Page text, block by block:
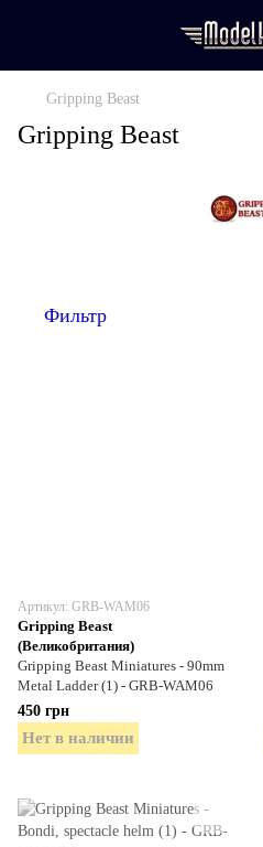
Gripping Beast
Gripping Beast
Фильтр
Артикул: GRB-WAM06
Gripping Beast
(Великобритания)
Gripping Beast Miniatures - 90mm
Metal Ladder (1) - GRB-WAM06
450 грн
Нет в наличии